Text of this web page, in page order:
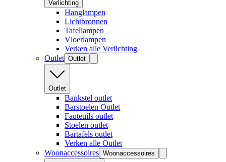
Verlichting
Hanglampen
Lichtbronnen
Tafellampen
Vloerlampen
Verken alle Verlichting
Outlet Outlet
Outlet
Bankstel outlet
Barstoelen Outlet
Fauteuils outlet
Stoelen outlet
Bartafels outlet
Verken alle Outlet
Woonaccessoires Woonaccessoires